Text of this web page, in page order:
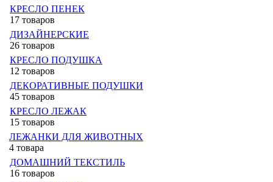
КРЕСЛО ПЕНЕК
17 товаров
ДИЗАЙНЕРСКИЕ
26 товаров
КРЕСЛО ПОДУШКА
12 товаров
ДЕКОРАТИВНЫЕ ПОДУШКИ
45 товаров
КРЕСЛО ЛЕЖАК
15 товаров
ЛЕЖАНКИ ДЛЯ ЖИВОТНЫХ
4 товара
ДОМАШНИЙ ТЕКСТИЛЬ
16 товаров